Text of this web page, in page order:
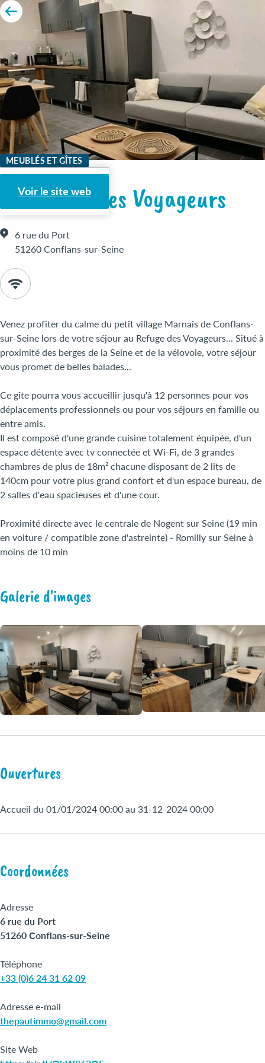
MEUBLÉS ET GÎTES
Voir le site web
Le Refuge des Voyageurs
6 rue du Port
51260 Conflans-sur-Seine
Venez profiter du calme du petit village Marnais de Conflans-
sur-Seine lors de votre séjour au Refuge des Voyageurs... Situé à
proximité des berges de la Seine et de la vélovoie, votre séjour
vous promet de belles balades...
Ce gîte pourra vous accueillir jusqu'à 12 personnes pour vos
déplacements professionnels ou pour vos séjours en famille ou
entre amis.
Il est composé d'une grande cuisine totalement équipée, d'un
espace détente avec tv connectée et Wi-Fi, de 3 grandes
chambres de plus de 18m² chacune disposant de 2 lits de
140cm pour votre plus grand confort et d'un espace bureau, de
2 salles d'eau spacieuses et d'une cour.
Proximité directe avec le centrale de Nogent sur Seine (19 min
en voiture / compatible zone d'astreinte) - Romilly sur Seine à
moins de 10 min
Galerie d'images
Ouvertures
Accueil du 01/01/2024 00:00 au 31-12-2024 00:00
Coordonnées
Adresse
6 rue du Port
51260 Conflans-sur-Seine
Téléphone
+33 (0)6 24 31 62 09
Adresse e-mail
thepautimmo@gmail.com
Site Web